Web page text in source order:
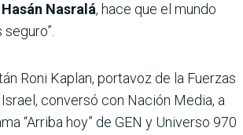
Nasralá, hace que el mundo
Roni Kaplan, portavoz de la Fuerzas
conversó con Nación Media, a
“Arriba hoy” de GEN y Universo 970